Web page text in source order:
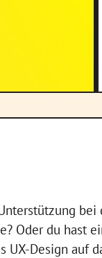
bei
Oder du hast
UX-Design auf